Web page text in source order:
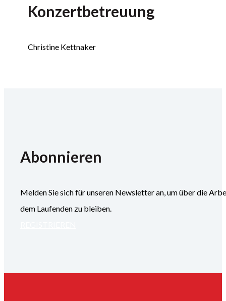
Konzertbetreuung
Christine Kettnaker
Abonnieren
Melden Sie sich für unseren Newsletter an, um über die
dem Laufenden zu bleiben.